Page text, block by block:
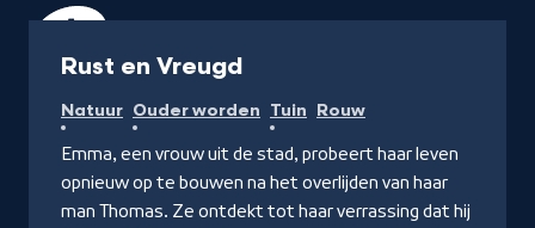
Rust en Vreugd
Natuur Ouder worden Tuin Rouw
Emma, een vrouw uit de stad, probeert haar leven
opnieuw op te bouwen na het overlijden van haar
man Thomas. Ze ontdekt tot haar verrassing dat hij